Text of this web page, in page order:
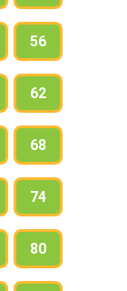
56
62
68
74
80